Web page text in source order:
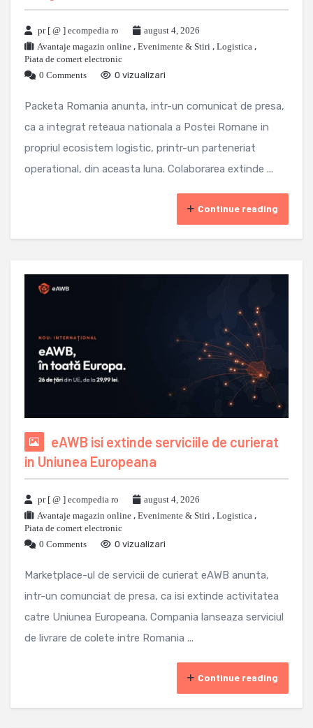
pr [ @ ] ecompedia ro
august 4, 2026
Avantaje magazin online , Evenimente & Stiri , Logistica ,
Piata de comert electronic
0 Comments
0 vizualizari
Packeta Romania anunta, intr-un comunicat de presa,
ca a integrat reteaua nationala a Postei Romane in
propriul ecosistem logistic, printr-un parteneriat
operational, din aceasta luna. Colaborarea extinde ...
Continue reading
eAWB isi extinde serviciile de curierat
in Uniunea Europeana
pr [ @ ] ecompedia ro
august 4, 2026
Avantaje magazin online , Evenimente & Stiri , Logistica ,
Piata de comert electronic
0 Comments
0 vizualizari
Marketplace-ul de servicii de curierat eAWB anunta,
intr-un comunciat de presa, ca isi extinde activitatea
catre Uniunea Europeana. Compania lanseaza serviciul
de livrare de colete intre Romania ...
Continue reading